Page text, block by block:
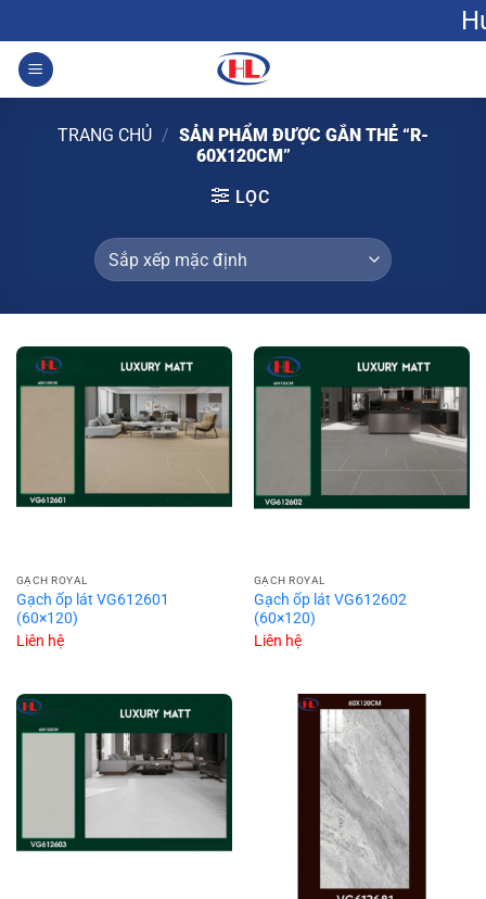
qua
nội
dung
Hưng Lộc:
TRANG CHỦ / SẢN PHẨM ĐƯỢC GẮN THẺ “R-
60X120CM”
LỌC
GẠCH ROYAL
Gạch ốp lát VG612601
(60×120)
Liên hệ
GẠCH ROYAL
Gạch ốp lát VG612602
(60×120)
Liên hệ